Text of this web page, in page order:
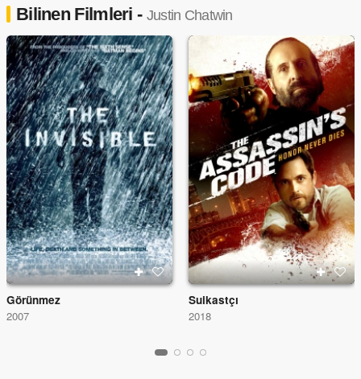
Bilinen Filmleri - Justin Chatwin
Görünmez
2007
Suikastçı
2018